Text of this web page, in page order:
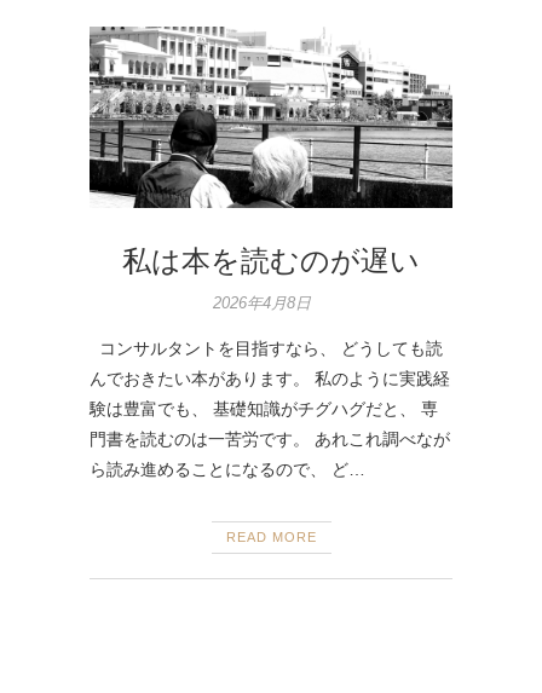
私は本を読むのが遅い
2026年4月8日
コンサルタントを目指すなら、 どうしても読
んでおきたい本があります。 私のように実践経
験は豊富でも、 基礎知識がチグハグだと、 専
門書を読むのは一苦労です。 あれこれ調べなが
ら読み進めることになるので、 ど…
READ MORE